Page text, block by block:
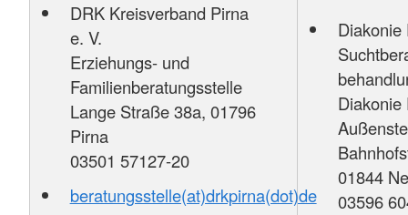
DRK Kreisverband Pirna
e. V.
Erziehungs- und
Familienberatungsstelle
Lange Straße 38a, 01796
Pirna
03501 57127-20
beratungsstelle(at)drkpirna(dot)de
Diakonie
Diakonie
01844
03596